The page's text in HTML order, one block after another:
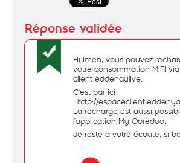
Hi Imen, vous pouvez
votre consommation MIFI
client eddenaylive.
C'est par ici
: http://
La recharge est aussi
l'application My Ooredoo.
Je reste à votre écoute, si